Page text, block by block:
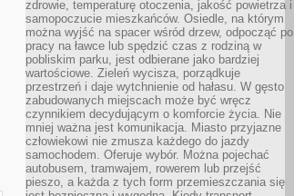
zdrowie, temperaturę otoczenia, jakość powietrza i
samopoczucie mieszkańców. Osiedle, na którym
można wyjść na spacer wśród drzew, odpocząć po
pracy na ławce lub spędzić czas z rodziną w
pobliskim parku, jest odbierane jako bardziej
wartościowe. Zieleń wycisza, porządkuje
przestrzeń i daje wytchnienie od hałasu. W gęsto
zabudowanych miejscach może być wręcz
czynnikiem decydującym o komforcie życia. Nie
mniej ważna jest komunikacja. Miasto przyjazne
człowiekowi nie zmusza każdego do jazdy
samochodem. Oferuje wybór. Można pojechać
autobusem, tramwajem, rowerem lub przejść
pieszo, a każda z tych form przemieszczania się